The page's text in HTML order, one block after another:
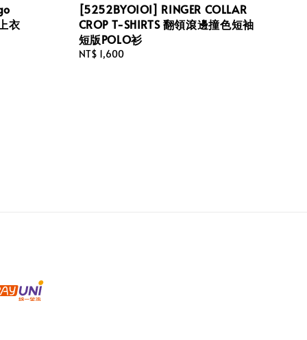
衣
[5252BYOIOI] RINGER COLLAR
CROP T-SHIRTS 翻領滾邊撞色短袖
短版POLO衫
Regular
NT$ 1,600